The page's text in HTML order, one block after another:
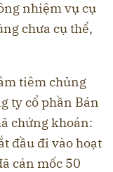
nhiệm vụ cụ
chưa cụ thể,
tiêm chủng
ty cổ phần Bán
chứng khoán:
đầu đi vào hoạt
cán mốc 50